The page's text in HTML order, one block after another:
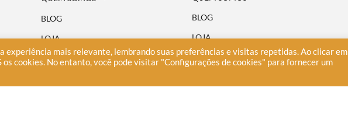
BLOG
LOJA
PUBLIQUE
BLOG
LOJA
CONSELHO EDITORIAL
experiência mais relevante, lembrando suas preferências e visitas repetidas. Ao clicar em
os cookies. No entanto, você pode visitar "Configurações de cookies" para fornecer um